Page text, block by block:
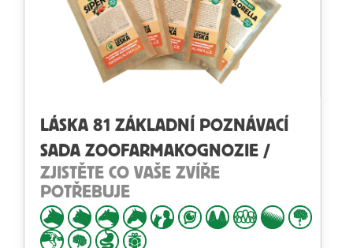
LÁSKA 81 ZÁKLADNÍ POZNÁVACÍ
SADA ZOOFARMAKOGNOZIE /
ZJISTĚTE CO VAŠE ZVÍŘE
POTŘEBUJE